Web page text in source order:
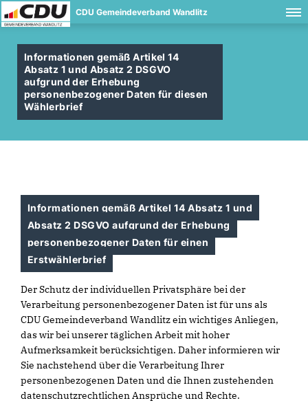
CDU Gemeindeverband Wandlitz
Informationen gemäß Artikel 14
Absatz 1 und Absatz 2 DSGVO
aufgrund der Erhebung
personenbezogener Daten für diesen
Wählerbrief
Informationen gemäß Artikel 14 Absatz 1 und
Absatz 2 DSGVO aufgrund der Erhebung
personenbezogener Daten für einen
Erstwählerbrief
Der Schutz der individuellen Privatsphäre bei der
Verarbeitung personenbezogener Daten ist für uns als
CDU Gemeindeverband Wandlitz ein wichtiges Anliegen,
das wir bei unserer täglichen Arbeit mit hoher
Aufmerksamkeit berücksichtigen. Daher informieren wir
Sie nachstehend über die Verarbeitung Ihrer
personenbezogenen Daten und die Ihnen zustehenden
datenschutzrechtlichen Ansprüche und Rechte.